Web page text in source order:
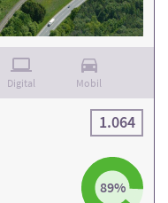
Digital Mobil
89%
1.064